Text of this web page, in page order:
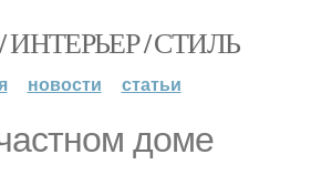
/ СТИЛЬ
новости статьи
доме